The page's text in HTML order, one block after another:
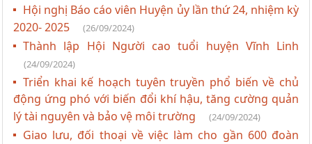
Hội nghị Báo cáo viên Huyện ủy lần thứ 24, nhiệm kỳ
2020- 2025
(26/09/2024)
Thành lập Hội Người cao tuổi huyện Vĩnh Linh
(24/09/2024)
Triển khai kế hoạch tuyên truyền phổ biến về chủ
động ứng phó với biến đổi khí hậu, tăng cường quản
lý tài nguyên và bảo vệ môi trường
(24/09/2024)
Giao lưu, đối thoại về việc làm cho gần 600 đoàn